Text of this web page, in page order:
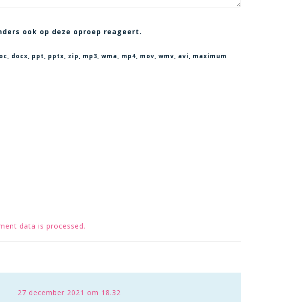
ook op deze oproep reageert.
docx, ppt, pptx, zip, mp3, wma, mp4, mov, wmv, avi
, maximum
data is processed.
27 december 2021 om 18.32